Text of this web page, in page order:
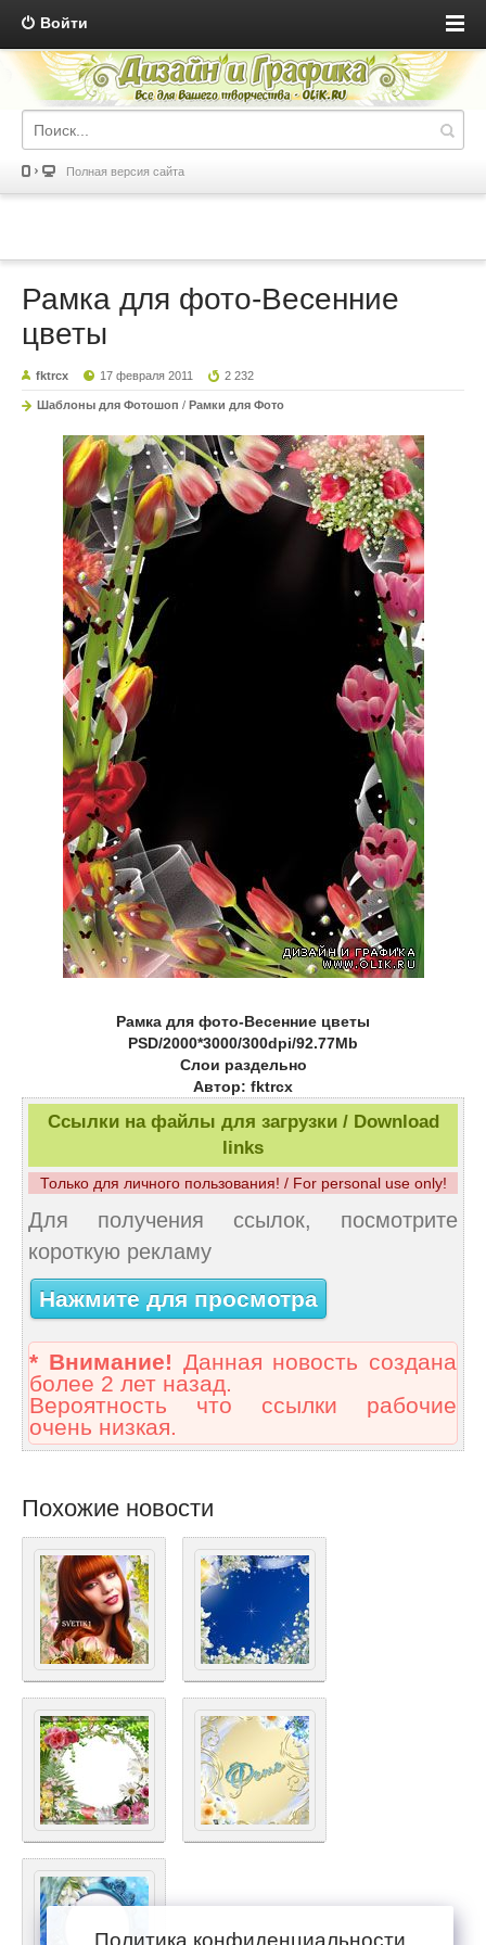
Войти
Полная версия сайта
Рамка для фото-Весенние
цветы
fktrcx 17 февраля 2011 2 232
Шаблоны для Фотошоп / Рамки для Фото
Рамка для фото-Весенние цветы
PSD/2000*3000/300dpi/92.77Mb
Слои раздельно
Автор: fktrcx
Ссылки на файлы для загрузки / Download
links
Только для личного пользования! / For personal use only!
Для получения ссылок, посмотрите
короткую рекламу
Нажмите для просмотра
* Внимание! Данная новость создана
более 2 лет назад.
Вероятность что ссылки рабочие
очень низкая.
Похожие новости
Политика конфиденциальности